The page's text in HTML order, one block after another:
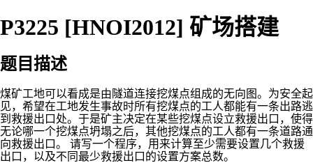
P3225 [HNOI2012] 矿场搭建
题目描述
煤矿工地可以看成是由隧道连接挖煤点组成的无向图。为安全起
见，希望在工地发生事故时所有挖煤点的工人都能有一条出路逃
到救援出口处。于是矿主决定在某些挖煤点设立救援出口，使得
无论哪一个挖煤点坍塌之后，其他挖煤点的工人都有一条道路通
向救援出口。 请写一个程序，用来计算至少需要设置几个救援
出口，以及不同最少救援出口的设置方案总数。